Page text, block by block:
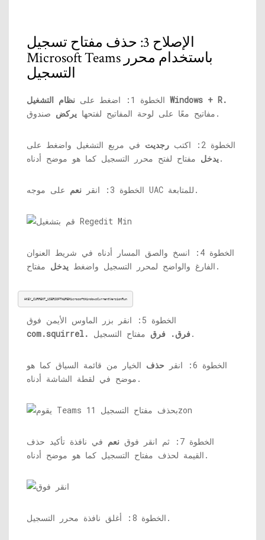
الإصلاح 3: حذف مفتاح تسجيل
Microsoft Teams باستخدام محرر
التسجيل
الخطوة 1: اضغط على نظام التشغيل Windows + R.
مفاتيح معًا على لوحة المفاتيح لفتحها يركض صندوق.
الخطوة 2: اكتب رجديت في مربع التشغيل واضغط على
يدخلمفتاح لفتح محرر التسجيل كما هو موضح أدناه.
الخطوة 3: انقر نعم على موجه UAC للمتابعة.
الخطوة 4: انسخ والصق المسار أدناه في شريط العنوان
الفارغ والواضح لمحرر التسجيل واضغط يدخل مفتاح.
HKEY_CURRENT_USERSOFTWAREMicrosoftWindowsCurrentVersionRun
الخطوة 5: انقر بزر الماوس الأيمن فوق
com.squirrel. فرق. فرقمفتاح التسجيل.
الخطوة 6: انقر حذف الخيار من قائمة السياق كما هو
موضح في لقطة الشاشة أدناه.
الخطوة 7: ثم انقر فوق نعم في نافذة تأكيد حذف
القيمة لحذف مفتاح التسجيل كما هو موضح أدناه.
الخطوة 8: أغلق نافذة محرر التسجيل.